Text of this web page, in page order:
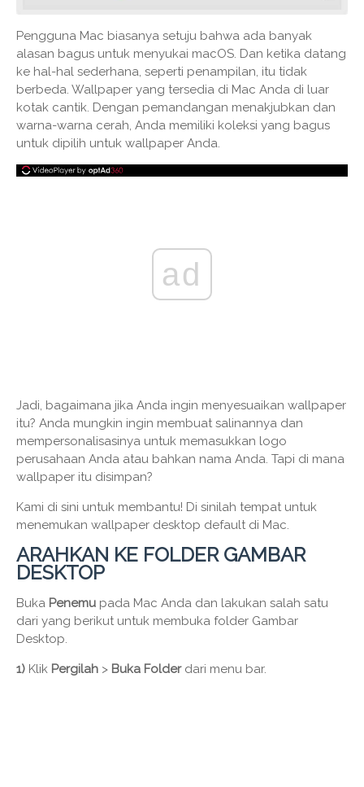
Pengguna Mac biasanya setuju bahwa ada banyak
alasan bagus untuk menyukai macOS. Dan ketika datang
ke hal-hal sederhana, seperti penampilan, itu tidak
berbeda. Wallpaper yang tersedia di Mac Anda di luar
kotak cantik. Dengan pemandangan menakjubkan dan
warna-warna cerah, Anda memiliki koleksi yang bagus
untuk dipilih untuk wallpaper Anda.
ad
Jadi, bagaimana jika Anda ingin menyesuaikan wallpaper
itu? Anda mungkin ingin membuat salinannya dan
mempersonalisasinya untuk memasukkan logo
perusahaan Anda atau bahkan nama Anda. Tapi di mana
wallpaper itu disimpan?
Kami di sini untuk membantu! Di sinilah tempat untuk
menemukan wallpaper desktop default di Mac.
ARAHKAN KE FOLDER GAMBAR
DESKTOP
Buka Penemu pada Mac Anda dan lakukan salah satu
dari yang berikut untuk membuka folder Gambar
Desktop.
1) Klik Pergilah > Buka Folderdari menu bar.